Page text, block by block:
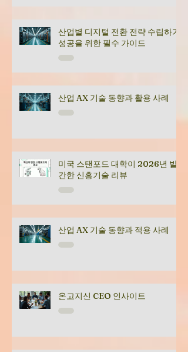
산업별 디지털 전환 전략 수립하기:
성공을 위한 필수 가이드
산업 AX 기술 동향과 활용 사례
미국 스탠포드 대학이 2026년 발
간한 신흥기술 리뷰
산업 AX 기술 동향과 적용 사례
온고지신 CEO 인사이트